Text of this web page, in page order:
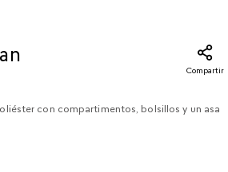
Compartir
con compartimentos, bolsillos y un asa